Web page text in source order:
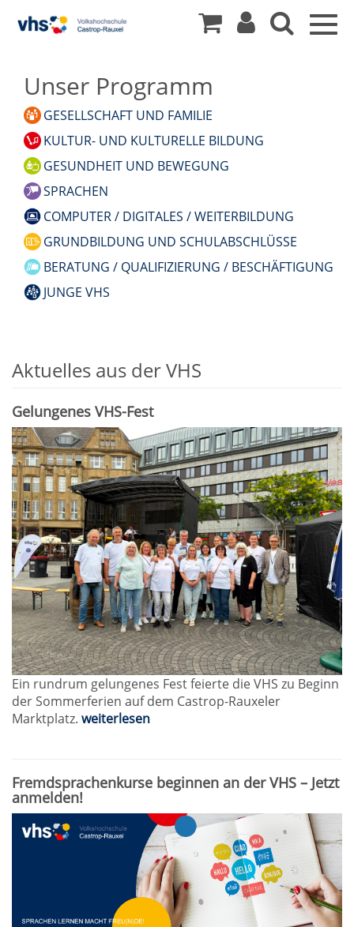
Unser Programm
GESELLSCHAFT UND FAMILIE
KULTUR- UND KULTURELLE BILDUNG
GESUNDHEIT UND BEWEGUNG
SPRACHEN
COMPUTER / DIGITALES / WEITERBILDUNG
GRUNDBILDUNG UND SCHULABSCHLÜSSE
BERATUNG / QUALIFIZIERUNG / BESCHÄFTIGUNG
JUNGE VHS
Aktuelles aus der VHS
Gelungenes VHS-Fest
Ein rundrum gelungenes Fest feierte die VHS zu Beginn
der Sommerferien auf dem Castrop-Rauxeler
Marktplatz. weiterlesen
Fremdsprachenkurse beginnen an der VHS – Jetzt
anmelden!